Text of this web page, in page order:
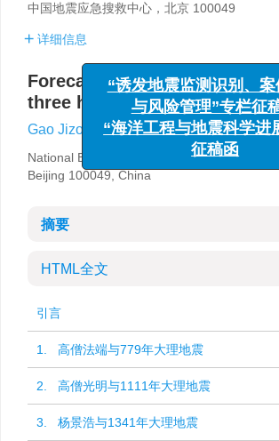
中国地震应急搜救中心，北京 100049
详细信息
Forecast，prediction and
three historical earthquakes
Gao Jizong ,
National Earthquake Response Support
Beijing 100049, China
摘要
HTML全文
引言
1. 高僧法端与779年大理地震
2. 高僧光明与1111年大理地震
3. 杨景浩与1341年大理地震
“诱发地震监测识别、
与风险管理”专栏征
“海洋工程与地震科学进
征稿函